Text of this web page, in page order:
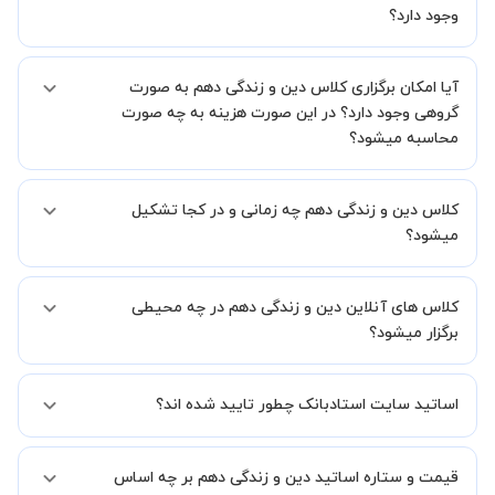
یک کلاس آنلاین با کیفیت و مفید را به شما توضیح خواهند داد.
وجود دارد؟
کنید.
آیا امکان برگزاری کلاس دین و زندگی دهم به صورت
گروهی وجود دارد؟ در این صورت هزینه به چه صورت
محاسبه میشود؟
صورتیکه مایل هستید کلاس ها را در کنار دوستان و یا آشنایان خود به
صورت گروهی برگزار کنید، این امکان وجود دارد. در این حالت، به ازای هر
اضافه خواهد شد.
کلاس دین و زندگی دهم چه زمانی و در کجا تشکیل
میشود؟
استاد تعیین خواهد شد.
همچنین کلاس های خصوصی به طور کلی در منزل شاگرد برگزار میشود. در
کلاس در یک مکان عمومی مانند کتابخانه با استاد خود هماهنگی لازم را
انجام دهید.
کلاس های آنلاین دین و زندگی دهم در چه محیطی
برگزار میشود؟
اساتید سایت استادبانک چطور تایید شده اند؟
در صورت رضایت از شیوه تدریس، استاد مجوز فعالیت در استادبانک را
قیمت و ستاره اساتید دین و زندگی دهم بر چه اساس